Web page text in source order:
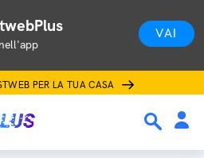
VAI
PER LA TUA CASA